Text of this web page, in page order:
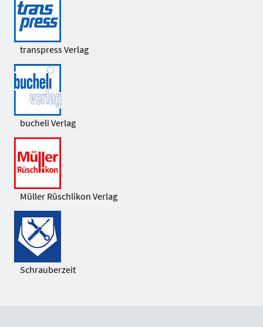
transpress Verlag
bucheli Verlag
Müller Rüschlikon Verlag
Schrauberzeit